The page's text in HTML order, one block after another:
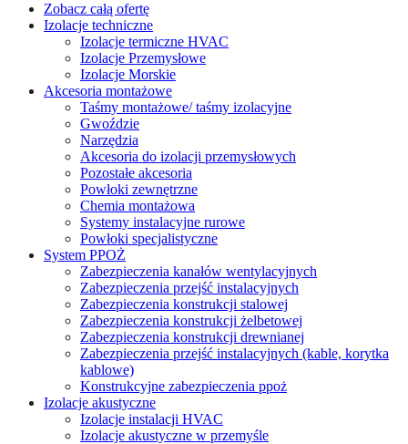
Zobacz całą ofertę
Izolacje techniczne
Izolacje termiczne HVAC
Izolacje Przemysłowe
Izolacje Morskie
Akcesoria montażowe
Taśmy montażowe/ taśmy izolacyjne
Gwoździe
Narzędzia
Akcesoria do izolacji przemysłowych
Pozostałe akcesoria
Powłoki zewnętrzne
Chemia montażowa
Systemy instalacyjne rurowe
Powłoki specjalistyczne
System PPOŻ
Zabezpieczenia kanałów wentylacyjnych
Zabezpieczenia przejść instalacyjnych
Zabezpieczenia konstrukcji stalowej
Zabezpieczenia konstrukcji żelbetowej
Zabezpieczenia konstrukcji drewnianej
Zabezpieczenia przejść instalacyjnych (kable, korytka
kablowe)
Konstrukcyjne zabezpieczenia ppoż
Izolacje akustyczne
Izolacje instalacji HVAC
Izolacje akustyczne w przemyśle